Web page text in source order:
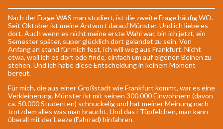
Nach der Frage WAS man studiert, ist die zweite Frage häufig WO.
Seit Oktober ist meine Antwort darauf Münster. Und ich liebe es
dort. Auch wenn es nicht meine erste Wahl war, bin ich jetzt, ein
Semester später, super glücklich dort gelandet zu sein. Von
Anfang an stand für mich fest, ich will weg aus Frankfurt. Nicht
etwa, weil ich es dort öde finde, einfach um auf eigenen Beinen zu
stehen. Und ich habe diese Entscheidung in keinem Moment
bereut.
Für mich, die aus einer Großstadt wie Frankfurt kommt, war es eine
Verkleinerung. Münster ist mit seinen 300.000 Einwohnern (davon
ca. 50.000 Studenten) schnuckelig und hat meiner Meinung nach
trotzdem alles was man braucht. Und das i-Tüpfelchen, man kann
überall mit der Leeze (Fahrrad) hinfahren.